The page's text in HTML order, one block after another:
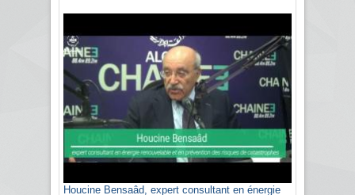
Houcine Bensaâd, expert consultant en énergie